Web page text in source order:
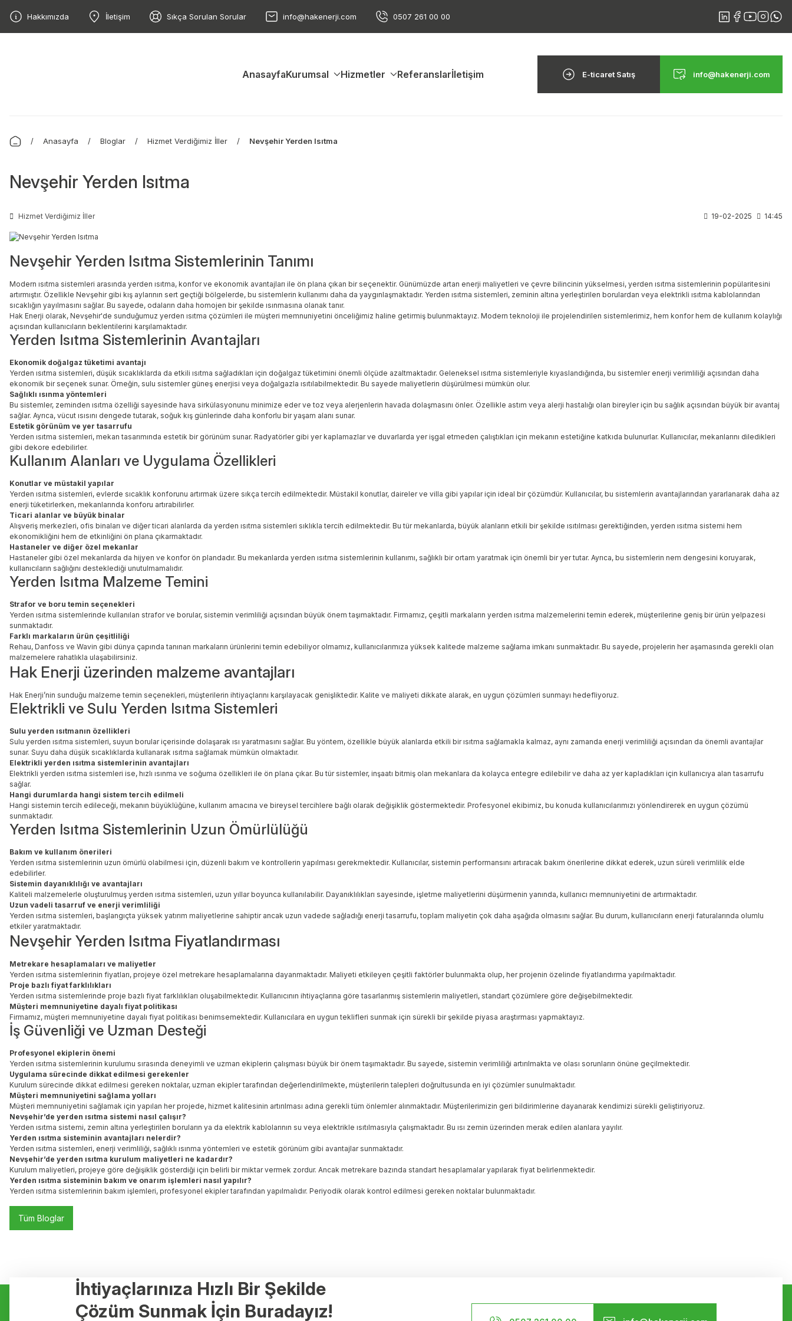
Hakkımızda İletişim Sıkça Sorulan Sorular info@hakenerji.com 0507 261 00 00
AnasayfaKurumsal Hizmetler Referanslarİletişim E-ticaret Satış info@hakenerji.com
Anasayfa Bloglar Hizmet Verdiğimiz İller Nevşehir Yerden Isıtma
Nevşehir Yerden Isıtma
Hizmet Verdiğimiz İller 19-02-2025 14:45
Nevşehir Yerden Isıtma Sistemlerinin Tanımı
Modern ısıtma sistemleri arasında yerden ısıtma, konfor ve ekonomik avantajları ile ön plana çıkan bir seçenektir. Günümüzde artan enerji maliyetleri ve çevre bilincinin yükselmesi, yerden ısıtma sistemlerinin popülaritesini
artırmıştır. Özellikle Nevşehir gibi kış aylarının sert geçtiği bölgelerde, bu sistemlerin kullanımı daha da yaygınlaşmaktadır. Yerden ısıtma sistemleri, zeminin altına yerleştirilen borulardan veya elektrikli ısıtma kablolarından
sıcaklığın yayılmasını sağlar. Bu sayede, odaların daha homojen bir şekilde ısınmasına olanak tanır.
Hak Enerji olarak, Nevşehir'de sunduğumuz yerden ısıtma çözümleri ile müşteri memnuniyetini önceliğimiz haline getirmiş bulunmaktayız. Modern teknoloji ile projelendirilen sistemlerimiz, hem konfor hem de kullanım kolaylığı
açısından kullanıcıların beklentilerini karşılamaktadır.
Yerden Isıtma Sistemlerinin Avantajları
Ekonomik doğalgaz tüketimi avantajı
Yerden ısıtma sistemleri, düşük sıcaklıklarda da etkili ısıtma sağladıkları için doğalgaz tüketimini önemli ölçüde azaltmaktadır. Geleneksel ısıtma sistemleriyle kıyaslandığında, bu sistemler enerji verimliliği açısından daha
ekonomik bir seçenek sunar. Örneğin, sulu sistemler güneş enerjisi veya doğalgazla ısıtılabilmektedir. Bu sayede maliyetlerin düşürülmesi mümkün olur.
Sağlıklı ısınma yöntemleri
Bu sistemler, zeminden ısıtma özelliği sayesinde hava sirkülasyonunu minimize eder ve toz veya alerjenlerin havada dolaşmasını önler. Özellikle astım veya alerji hastalığı olan bireyler için bu sağlık açısından büyük bir avantaj
sağlar. Ayrıca, vücut ısısını dengede tutarak, soğuk kış günlerinde daha konforlu bir yaşam alanı sunar.
Estetik görünüm ve yer tasarrufu
Yerden ısıtma sistemleri, mekan tasarımında estetik bir görünüm sunar. Radyatörler gibi yer kaplamazlar ve duvarlarda yer işgal etmeden çalıştıkları için mekanın estetiğine katkıda bulunurlar. Kullanıcılar, mekanlarını diledikleri
gibi dekore edebilirler.
Kullanım Alanları ve Uygulama Özellikleri
Konutlar ve müstakil yapılar
Yerden ısıtma sistemleri, evlerde sıcaklık konforunu artırmak üzere sıkça tercih edilmektedir. Müstakil konutlar, daireler ve villa gibi yapılar için ideal bir çözümdür. Kullanıcılar, bu sistemlerin avantajlarından yararlanarak daha az
enerji tüketirlerken, mekanlarında konforu artırabilirler.
Ticari alanlar ve büyük binalar
Alışveriş merkezleri, ofis binaları ve diğer ticari alanlarda da yerden ısıtma sistemleri sıklıkla tercih edilmektedir. Bu tür mekanlarda, büyük alanların etkili bir şekilde ısıtılması gerektiğinden, yerden ısıtma sistemi hem
ekonomikliğini hem de etkinliğini ön plana çıkarmaktadır.
Hastaneler ve diğer özel mekanlar
Hastaneler gibi özel mekanlarda da hijyen ve konfor ön plandadır. Bu mekanlarda yerden ısıtma sistemlerinin kullanımı, sağlıklı bir ortam yaratmak için önemli bir yer tutar. Ayrıca, bu sistemlerin nem dengesini koruyarak,
kullanıcıların sağlığını desteklediği unutulmamalıdır.
Yerden Isıtma Malzeme Temini
Strafor ve boru temin seçenekleri
Yerden ısıtma sistemlerinde kullanılan strafor ve borular, sistemin verimliliği açısından büyük önem taşımaktadır. Firmamız, çeşitli markaların yerden ısıtma malzemelerini temin ederek, müşterilerine geniş bir ürün yelpazesi
sunmaktadır.
Farklı markaların ürün çeşitliliği
Rehau, Danfoss ve Wavin gibi dünya çapında tanınan markaların ürünlerini temin edebiliyor olmamız, kullanıcılarımıza yüksek kalitede malzeme sağlama imkanı sunmaktadır. Bu sayede, projelerin her aşamasında gerekli olan
malzemelere rahatlıkla ulaşabilirsiniz.
Hak Enerji üzerinden malzeme avantajları
Hak Enerji’nin sunduğu malzeme temin seçenekleri, müşterilerin ihtiyaçlarını karşılayacak genişliktedir. Kalite ve maliyeti dikkate alarak, en uygun çözümleri sunmayı hedefliyoruz.
Elektrikli ve Sulu Yerden Isıtma Sistemleri
Sulu yerden ısıtmanın özellikleri
Sulu yerden ısıtma sistemleri, suyun borular içerisinde dolaşarak ısı yaratmasını sağlar. Bu yöntem, özellikle büyük alanlarda etkili bir ısıtma sağlamakla kalmaz, aynı zamanda enerji verimliliği açısından da önemli avantajlar
sunar. Suyu daha düşük sıcaklıklarda kullanarak ısıtma sağlamak mümkün olmaktadır.
Elektrikli yerden ısıtma sistemlerinin avantajları
Elektrikli yerden ısıtma sistemleri ise, hızlı ısınma ve soğuma özellikleri ile ön plana çıkar. Bu tür sistemler, inşaatı bitmiş olan mekanlara da kolayca entegre edilebilir ve daha az yer kapladıkları için kullanıcıya alan tasarrufu
sağlar.
Hangi durumlarda hangi sistem tercih edilmeli
Hangi sistemin tercih edileceği, mekanın büyüklüğüne, kullanım amacına ve bireysel tercihlere bağlı olarak değişiklik göstermektedir. Profesyonel ekibimiz, bu konuda kullanıcılarımızı yönlendirerek en uygun çözümü
sunmaktadır.
Yerden Isıtma Sistemlerinin Uzun Ömürlülüğü
Bakım ve kullanım önerileri
Yerden ısıtma sistemlerinin uzun ömürlü olabilmesi için, düzenli bakım ve kontrollerin yapılması gerekmektedir. Kullanıcılar, sistemin performansını artıracak bakım önerilerine dikkat ederek, uzun süreli verimlilik elde
edebilirler.
Sistemin dayanıklılığı ve avantajları
Kaliteli malzemelerle oluşturulmuş yerden ısıtma sistemleri, uzun yıllar boyunca kullanılabilir. Dayanıklılıkları sayesinde, işletme maliyetlerini düşürmenin yanında, kullanıcı memnuniyetini de artırmaktadır.
Uzun vadeli tasarruf ve enerji verimliliği
Yerden ısıtma sistemleri, başlangıçta yüksek yatırım maliyetlerine sahiptir ancak uzun vadede sağladığı enerji tasarrufu, toplam maliyetin çok daha aşağıda olmasını sağlar. Bu durum, kullanıcıların enerji faturalarında olumlu
etkiler yaratmaktadır.
Nevşehir Yerden Isıtma Fiyatlandırması
Metrekare hesaplamaları ve maliyetler
Yerden ısıtma sistemlerinin fiyatları, projeye özel metrekare hesaplamalarına dayanmaktadır. Maliyeti etkileyen çeşitli faktörler bulunmakta olup, her projenin özelinde fiyatlandırma yapılmaktadır.
Proje bazlı fiyat farklılıkları
Yerden ısıtma sistemlerinde proje bazlı fiyat farklılıkları oluşabilmektedir. Kullanıcının ihtiyaçlarına göre tasarlanmış sistemlerin maliyetleri, standart çözümlere göre değişebilmektedir.
Müşteri memnuniyetine dayalı fiyat politikası
Firmamız, müşteri memnuniyetine dayalı fiyat politikası benimsemektedir. Kullanıcılara en uygun teklifleri sunmak için sürekli bir şekilde piyasa araştırması yapmaktayız.
İş Güvenliği ve Uzman Desteği
Profesyonel ekiplerin önemi
Yerden ısıtma sistemlerinin kurulumu sırasında deneyimli ve uzman ekiplerin çalışması büyük bir önem taşımaktadır. Bu sayede, sistemin verimliliği artırılmakta ve olası sorunların önüne geçilmektedir.
Uygulama sürecinde dikkat edilmesi gerekenler
Kurulum sürecinde dikkat edilmesi gereken noktalar, uzman ekipler tarafından değerlendirilmekte, müşterilerin talepleri doğrultusunda en iyi çözümler sunulmaktadır.
Müşteri memnuniyetini sağlama yolları
Müşteri memnuniyetini sağlamak için yapılan her projede, hizmet kalitesinin artırılması adına gerekli tüm önlemler alınmaktadır. Müşterilerimizin geri bildirimlerine dayanarak kendimizi sürekli geliştiriyoruz.
Nevşehir’de yerden ısıtma sistemi nasıl çalışır?
Yerden ısıtma sistemi, zemin altına yerleştirilen boruların ya da elektrik kablolarının su veya elektrikle ısıtılmasıyla çalışmaktadır. Bu ısı zemin üzerinden merak edilen alanlara yayılır.
Yerden ısıtma sisteminin avantajları nelerdir?
Yerden ısıtma sistemleri, enerji verimliliği, sağlıklı ısınma yöntemleri ve estetik görünüm gibi avantajlar sunmaktadır.
Nevşehir’de yerden ısıtma kurulum maliyetleri ne kadardır?
Kurulum maliyetleri, projeye göre değişiklik gösterdiği için belirli bir miktar vermek zordur. Ancak metrekare bazında standart hesaplamalar yapılarak fiyat belirlenmektedir.
Yerden ısıtma sisteminin bakım ve onarım işlemleri nasıl yapılır?
Yerden ısıtma sistemlerinin bakım işlemleri, profesyonel ekipler tarafından yapılmalıdır. Periyodik olarak kontrol edilmesi gereken noktalar bulunmaktadır.
Tüm Bloglar
İhtiyaçlarınıza Hızlı Bir Şekilde
Çözüm Sunmak İçin Buradayız!
Hizmetler
Yerden Isıtma